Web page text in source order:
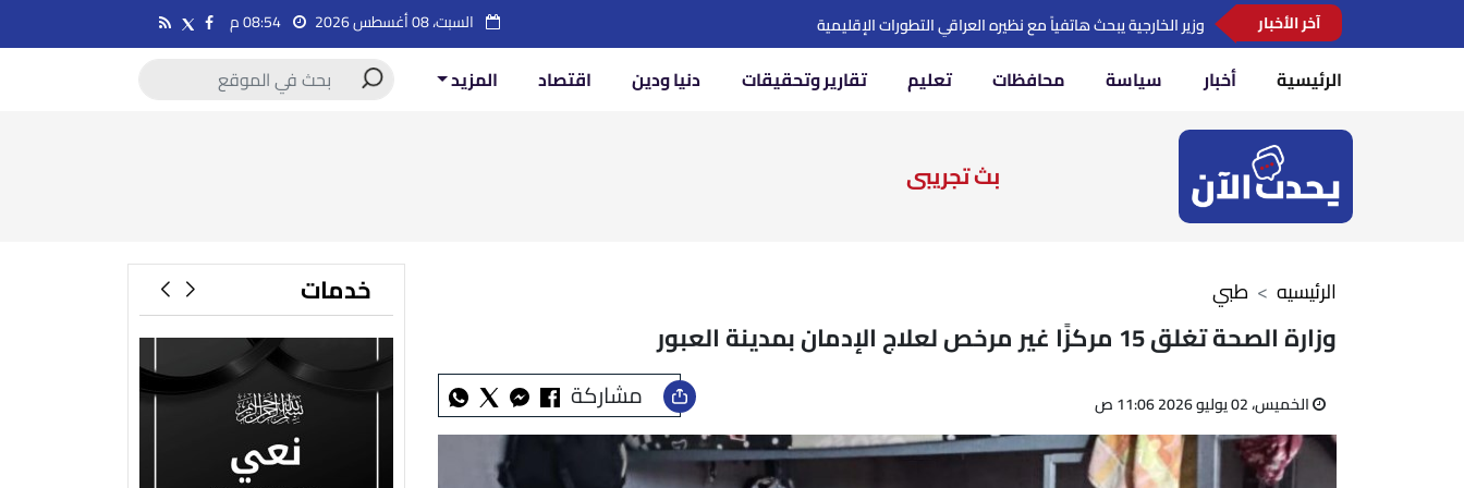
آخر الأخبار
فقدان السمع لدى حديثي الولادة
السبت، 08 أغسطس 2026
الرئيسية أخبار سياسة محافظات تعليم تقارير وتحقيقات دنيا ودين اقتصاد المزيد
بث تجريبى
طبي الرئيسيه
وزارة الصحة تغلق 15 مركزًا غير مرخص لعلاج الإدمان بمدينة العبور
الخميس، 02 يوليو 2026 11:06 ص مشاركة
خدمات